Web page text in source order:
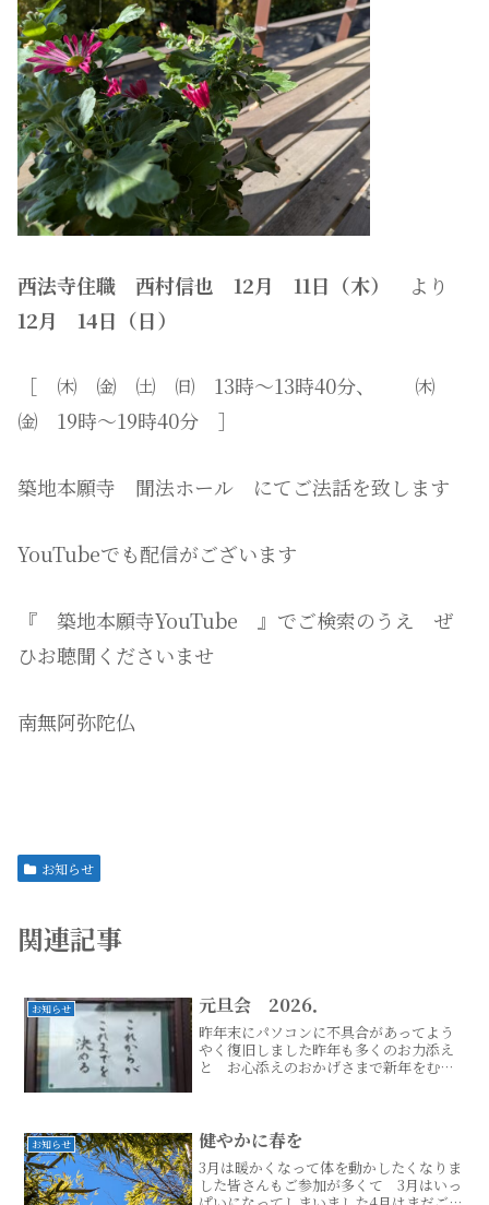
西法寺住職 西村信也 12月 11日（木）
より
12月 14日（日）
［ ㈭ ㈮ ㈯ ㈰ 13時～13時40分、 ㈭
㈮ 19時～19時40分 ］
築地本願寺 聞法ホール にてご法話を致します
YouTubeでも配信がございます
『 築地本願寺YouTube 』でご検索のうえ ぜ
ひお聴聞くださいませ
南無阿弥陀仏
お知らせ
関連記事
お知らせ 元旦会 2026．
昨年末にパソコンに不具合があってよう
やく復旧しました昨年も多くのお力添え
と お心添えのおかげさまで新年をむか
まだ取れておりません1月続きはこちら...
お知らせ 健やかに春を
3月は暖かくなって体を動かしたくなりま
した皆さんもご参加が多くて 3月はいっ